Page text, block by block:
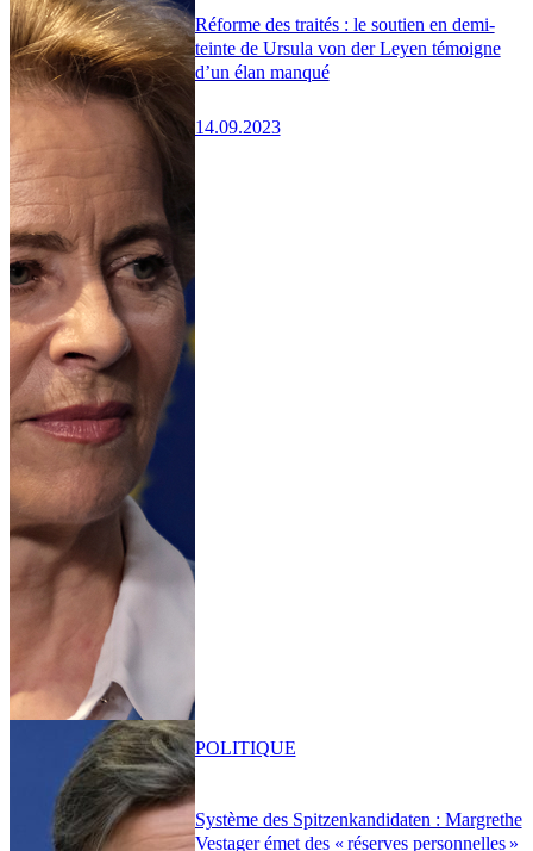
Réforme des traités : le soutien en demi-
teinte de Ursula von der Leyen témoigne
d’un élan manqué
14.09.2023
Système des Spitzenkandidaten : Margrethe
Vestager émet des « réserves personnelles »
POLITIQUE